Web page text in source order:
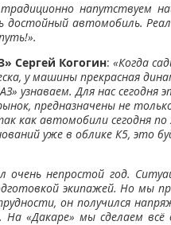
напутствуем
автомобиль.
Сергей Когогин: «Когда
у машины прекрасная
узнаваем. Для нас
предназначены не
как автомобили сегодня
уже в облике К5, это
очень непростой год.
экипажей. Но мы
он получился
«Дакаре» мы сделаем